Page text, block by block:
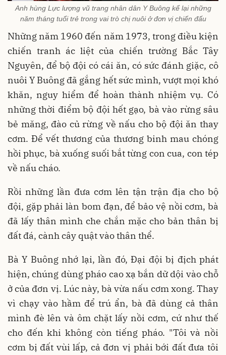
Anh hùng Lực lượng vũ trang nhân dân Y Buông kể lại những
năm tháng tuổi trẻ trong vai trò chị nuôi ở đơn vị chiến đấu
Những năm 1960 đến năm 1973, trong điều kiện
chiến tranh ác liệt của chiến trường Bắc Tây
Nguyên, để bộ đội có cái ăn, có sức đánh giặc, cô
nuôi Y Buông đã gắng hết sức mình, vượt mọi khó
khăn, nguy hiểm để hoàn thành nhiệm vụ. Có
những thời điểm bộ đội hết gạo, bà vào rừng sâu
bẻ măng, đào củ rừng về nấu cho bộ đội ăn thay
cơm. Để vết thương của thương binh mau chóng
hồi phục, bà xuống suối bắt từng con cua, con tép
về nấu cháo.
Rồi những lần đưa cơm lên tận trận địa cho bộ
đội, gặp phải làn bom đạn, để bảo vệ nồi cơm, bà
đã lấy thân mình che chắn mặc cho bản thân bị
đất đá, cành cây quật vào thân thể.
Bà Y Buông nhớ lại, lần đó, Đại đội bị địch phát
hiện, chúng dùng pháo cao xạ bắn dữ dội vào chỗ
ở của đơn vị. Lúc này, bà vừa nấu cơm xong. Thay
vì chạy vào hầm để trú ẩn, bà đã dùng cả thân
mình đè lên và ôm chặt lấy nồi cơm, cứ như thế
cho đến khi không còn tiếng pháo. "Tôi và nồi
cơm bị đất vùi lấp, cả đơn vị phải bới đất đưa tôi